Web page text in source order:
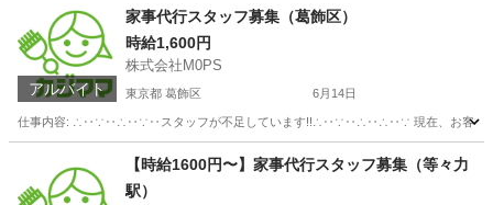
その他 スタッフ
アルバイト
家事代行スタッフ募集（葛飾区）
時給1,600円
株式会社M0PS
東京都 葛飾区 6月14日
仕事内容: ∴‥∵‥∴‥∵‥スタッフが不足しています!!∴‥∵‥∴‥∴‥∵ 現在、お客様から多
その他 スタッフ
【時給1600円〜】家事代行スタッフ募集（等々力
駅）